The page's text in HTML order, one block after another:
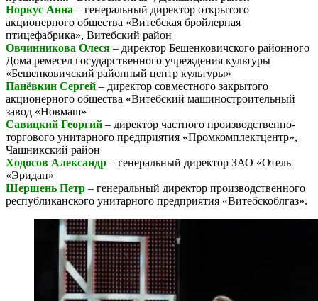
Норкус Анна – генеральный директор открытого
акционерного общества «Витебская бройлерная
птицефабрика», Витебский район
Овчинникова Олеся – директор Бешенковичского районного
Дома ремесел государственного учреждения культуры
«Бешенковичский районный центр культуры»
Панёвкин Сергей – директор совместного закрытого
акционерного общества «Витебский машиностроительный
завод «Новмаш»
Савицкий Георгий – директор частного производственно-
торгового унитарного предприятия «Промкомплектцентр»,
Чашникский район
Ходосов Александр – генеральный директор ЗАО «Отель
«Эридан»
Шершень Петр – генеральный директор производственного
республиканского унитарного предприятия «Витебскоблгаз».